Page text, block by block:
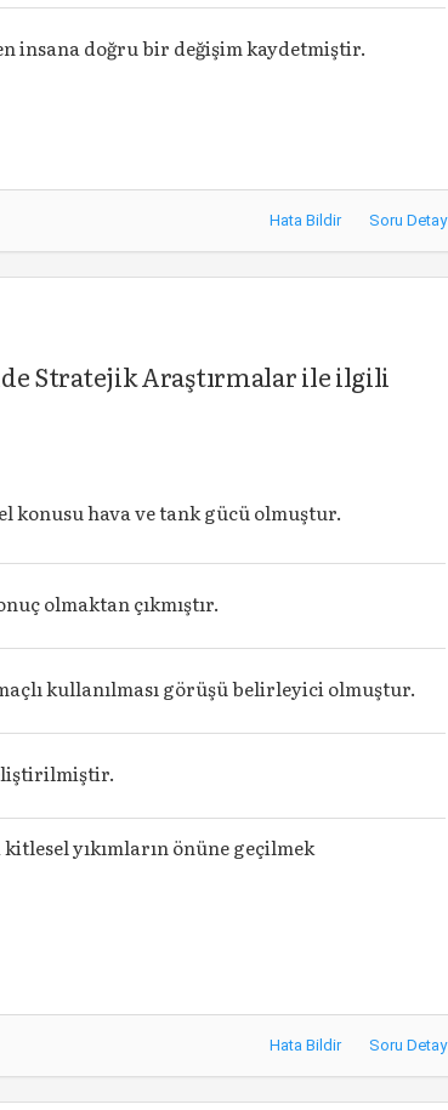
insana doğru bir değişim kaydetmiştir.
Hata Bildir Soru Detay
Stratejik Araştırmalar ile ilgili
konusu hava ve tank gücü olmuştur.
olmaktan çıkmıştır.
kullanılması görüşü belirleyici olmuştur.
yıkımların önüne geçilmek
Hata Bildir Soru Detay